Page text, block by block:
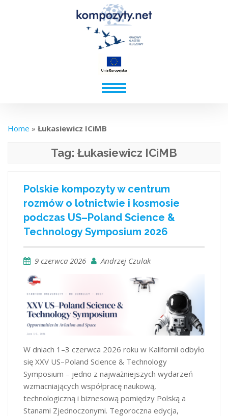
Home » Łukasiewicz ICiMB
Tag: Łukasiewicz ICiMB
Polskie kompozyty w centrum
rozmów o lotnictwie i kosmosie
podczas US–Poland Science &
Technology Symposium 2026
9 czerwca 2026 Andrzej Czulak
W dniach 1–3 czerwca 2026 roku w Kalifornii odbyło
się XXV US–Poland Science & Technology
Symposium – jedno z najważniejszych wydarzeń
wzmacniających współpracę naukową,
technologiczną i biznesową pomiędzy Polską a
Stanami Zjednoczonymi. Tegoroczna edycja,